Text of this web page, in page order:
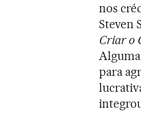
nos
Steven
Criar o
para